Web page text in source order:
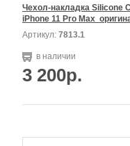
Чехол-накладка Silicone
Артикул: 7813.1
в наличии
3 200р.